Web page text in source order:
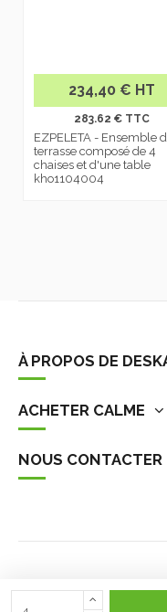
234,40 € HT
283.62 € TTC
EZPELETA - Ensemble
terrasse composé de 4
chaises et d'une table
kho1104004
À PROPOS DE
ACHETER CALME
NOUS CONTACTER